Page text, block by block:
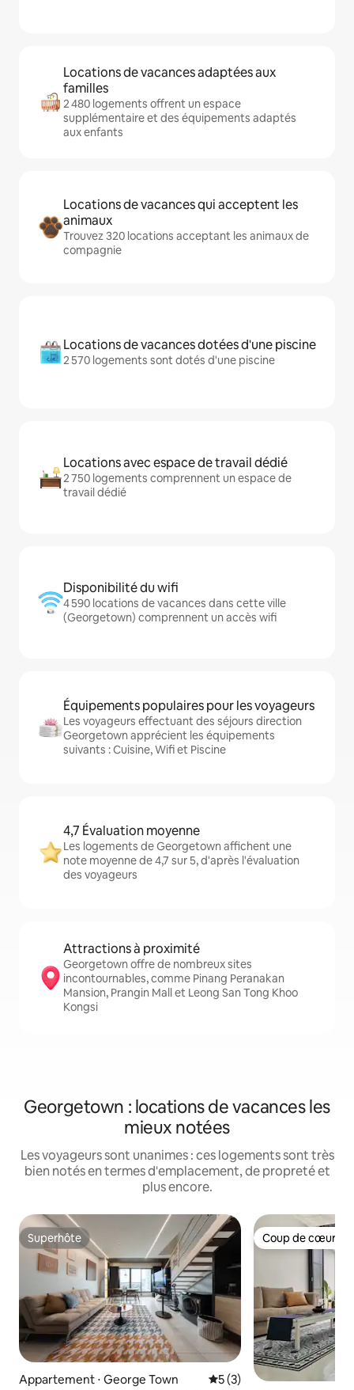
Locations de vacances adaptées aux
familles
2 480 logements offrent un espace
supplémentaire et des équipements adaptés
aux enfants
Locations de vacances qui acceptent les
animaux
Trouvez 320 locations acceptant les animaux de
compagnie
Locations de vacances dotées d'une piscine
2 570 logements sont dotés d'une piscine
Locations avec espace de travail dédié
2 750 logements comprennent un espace de
travail dédié
Disponibilité du wifi
4 590 locations de vacances dans cette ville
(Georgetown) comprennent un accès wifi
Équipements populaires pour les voyageurs
Les voyageurs effectuant des séjours direction
Georgetown apprécient les équipements
suivants : Cuisine, Wifi et Piscine
4,7 Évaluation moyenne
Les logements de Georgetown affichent une
note moyenne de 4,7 sur 5, d'après l'évaluation
des voyageurs
Attractions à proximité
Georgetown offre de nombreux sites
incontournables, comme Pinang Peranakan
Mansion, Prangin Mall et Leong San Tong Khoo
Kongsi
Georgetown : locations de vacances les
mieux notées
Les voyageurs sont unanimes : ces logements sont très
bien notés en termes d'emplacement, de propreté et
plus encore.
Superhôte
Superhôte
Appartement ⋅ George Town Évaluation moyenne sur
5 (3)
Coup de cœur
Coup de cœur